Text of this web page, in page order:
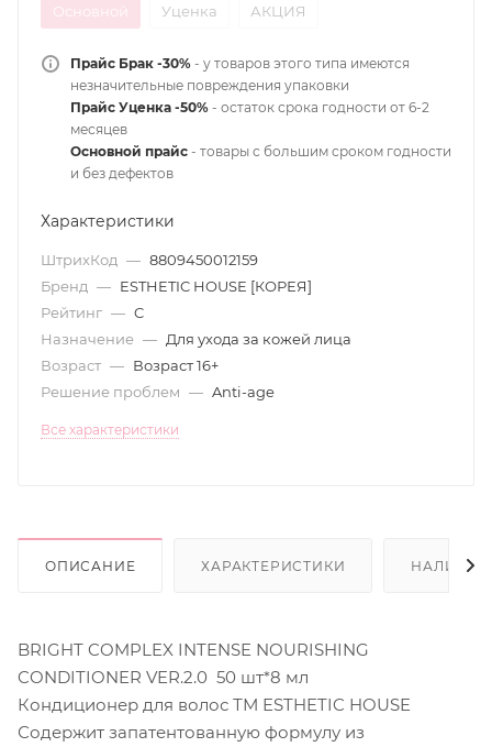
Основной
Уценка АКЦИЯ
Прайс Брак -30% - у товаров этого типа имеются
незначительные повреждения упаковки
Прайс Уценка -50% - остаток срока годности от 6-2
месяцев
Основной прайс - товары с большим сроком годности
и без дефектов
Характеристики
ШтрихКод — 8809450012159
Бренд — ESTHETIC HOUSE [КОРЕЯ]
Рейтинг — C
Назначение — Для ухода за кожей лица
Возраст — Возраст 16+
Решение проблем — Anti-age
Все характеристики
ОПИСАНИЕ ХАРАКТЕРИСТИКИ НАЛИЧИЕ
BRIGHT COMPLEX INTENSE NOURISHING
CONDITIONER VER.2.0 50 шт*8 мл
Кондиционер для волос ТМ ESTHETIC HOUSE
Содержит запатентованную формулу из